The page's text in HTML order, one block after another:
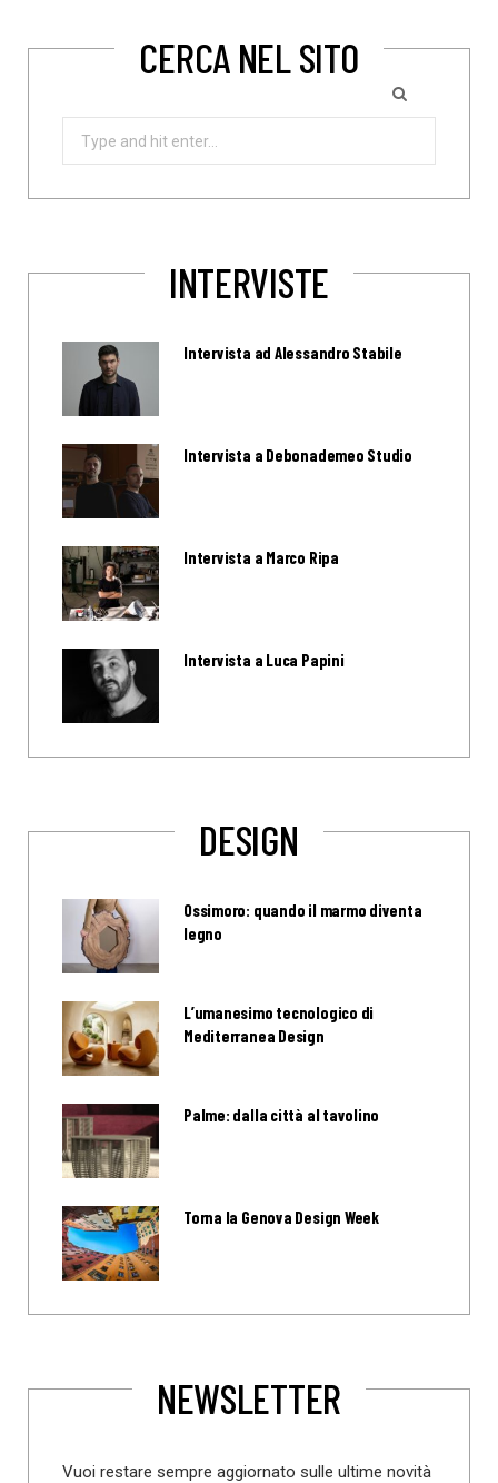
CERCA NEL SITO
INTERVISTE
Intervista ad Alessandro Stabile
Intervista a Debonademeo Studio
Intervista a Marco Ripa
Intervista a Luca Papini
DESIGN
Ossimoro: quando il marmo diventa
legno
L’umanesimo tecnologico di
Mediterranea Design
Palme: dalla città al tavolino
Torna la Genova Design Week
NEWSLETTER
Vuoi restare sempre aggiornato sulle ultime novità